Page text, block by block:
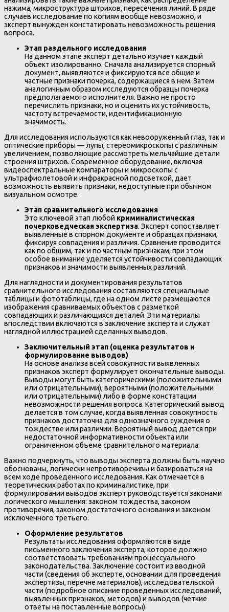
нажима, микроструктура штрихов, пересечения линий. В ряде
случаев исследование по копиям вообще невозможно, и
эксперт вынужден констатировать невозможность решения
вопроса.
Этап раздельного исследования
На данном этапе эксперт детально изучает каждый
объект изолированно. Сначала анализируется спорный
документ, выявляются и фиксируются все общие и
частные признаки почерка, содержащиеся в нем. Затем
аналогичным образом исследуются образцы почерка
предполагаемого исполнителя. Важно не просто
перечислить признаки, но и оценить их устойчивость,
частоту встречаемости, идентификационную
значимость.
Для исследования используются как невооруженный глаз, так и
оптические приборы — лупы, стереомикроскопы с различным
увеличением, позволяющие рассмотреть мельчайшие детали
строения штрихов. Современное оборудование, включая
видеоспектральные компараторы и микроскопы с
ультрафиолетовой и инфракрасной подсветкой, дает
возможность выявить признаки, недоступные при обычном
визуальном осмотре.
Этап сравнительного исследования
Это ключевой этап любой криминалистическая
почерковедческая экспертиза. Эксперт сопоставляет
выявленные в спорном документе и образцах признаки,
фиксируя совпадения и различия. Сравнение проводится
как по общим, так и по частным признакам, при этом
особое внимание уделяется устойчивости совпадающих
признаков и значимости выявленных различий.
Для наглядности и документирования результатов
сравнительного исследования составляются специальные
таблицы и фототаблицы, где на одном листе размещаются
изображения сравниваемых объектов с разметкой
совпадающих и различающихся деталей. Эти материалы
впоследствии включаются в заключение эксперта и служат
наглядной иллюстрацией сделанных выводов.
Заключительный этап (оценка результатов и
формулирование выводов)
На основе анализа всей совокупности выявленных
признаков эксперт формулирует окончательные выводы.
Выводы могут быть категорическими (положительными
или отрицательными), вероятными (положительными
или отрицательными) либо в форме констатации
невозможности решения вопроса. Категорический вывод
делается в том случае, когда выявленная совокупность
признаков достаточна для однозначного суждения о
тождестве или различии. Вероятный вывод дается при
недостаточной информативности объекта или
ограниченном объеме сравнительного материала.
Важно подчеркнуть, что выводы эксперта должны быть научно
обоснованы, логически непротиворечивы и базироваться на
всем ходе проведенного исследования. Как отмечается в
теоретических работах по криминалистике, при
формулировании выводов эксперт руководствуется законами
логического мышления: законом тождества, законом
противоречия, законом достаточного основания и законом
исключенного третьего.
Оформление результатов
Результаты исследования оформляются в виде
письменного заключения эксперта, которое должно
соответствовать требованиям процессуального
законодательства. Заключение состоит из вводной
части (сведения об эксперте, основании для проведения
экспертизы, перечне материалов), исследовательской
части (подробное описание проведенных исследований,
выявленных признаков, методов) и выводов (четкие
ответы на поставленные вопросы).